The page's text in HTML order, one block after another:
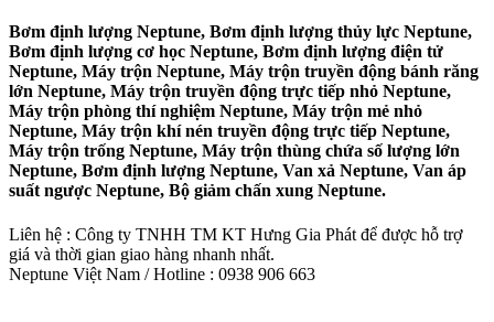
Bơm định lượng Neptune, Bơm định lượng thủy lực Neptune,
Bơm định lượng cơ học Neptune, Bơm định lượng điện tử
Neptune, Máy trộn Neptune, Máy trộn truyền động bánh răng
lớn Neptune, Máy trộn truyền động trực tiếp nhỏ Neptune,
Máy trộn phòng thí nghiệm Neptune, Máy trộn mẻ nhỏ
Neptune, Máy trộn khí nén truyền động trực tiếp Neptune,
Máy trộn trống Neptune, Máy trộn thùng chứa số lượng lớn
Neptune, Bơm định lượng Neptune, Van xả Neptune, Van áp
suất ngược Neptune, Bộ giảm chấn xung Neptune.
Liên hệ : Công ty TNHH TM KT Hưng Gia Phát để được hỗ trợ
giá và thời gian giao hàng nhanh nhất.
Neptune Việt Nam / Hotline : 0938 906 663